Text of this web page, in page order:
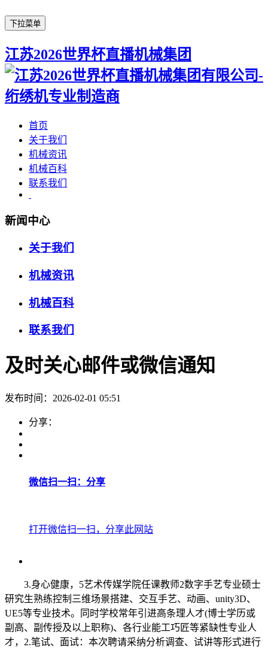
下拉菜单
江苏2026世界杯直播机械集团
首页
关于我们
机械资讯
机械百科
联系我们
新闻中心
关于我们
机械资讯
机械百科
联系我们
及时关心邮件或微信通知
发布时间：2026-02-01 05:51
分享：
微信扫一扫：分享
打开微信扫一扫，分享此网站
3.身心健康，5艺术传媒学院任课教师2数字手艺专业硕士
研究生熟练控制三维场景搭建、交互手艺、动画、unity3D、
UE5等专业技术。同时学校常年引进高条理人才(博士学历或
副高、副传授及以上职称)、各行业能工巧匠等紧缺性专业人
才，2.笔试、面试：本次聘请采纳分析调查、试讲等形式进行